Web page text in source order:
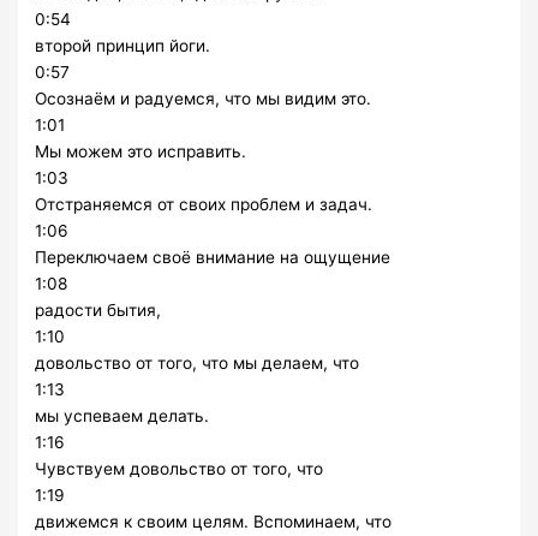
0:54
второй принцип йоги.
0:57
Осознаём и радуемся, что мы видим это.
1:01
Мы можем это исправить.
1:03
Отстраняемся от своих проблем и задач.
1:06
Переключаем своё внимание на ощущение
1:08
радости бытия,
1:10
довольство от того, что мы делаем, что
1:13
мы успеваем делать.
1:16
Чувствуем довольство от того, что
1:19
движемся к своим целям. Вспоминаем, что